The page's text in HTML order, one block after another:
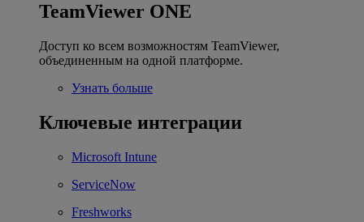
TeamViewer ONE
Доступ ко всем возможностям TeamViewer,
объединенным на одной платформе.
Узнать больше
Ключевые интеграции
Microsoft Intune
ServiceNow
Freshworks